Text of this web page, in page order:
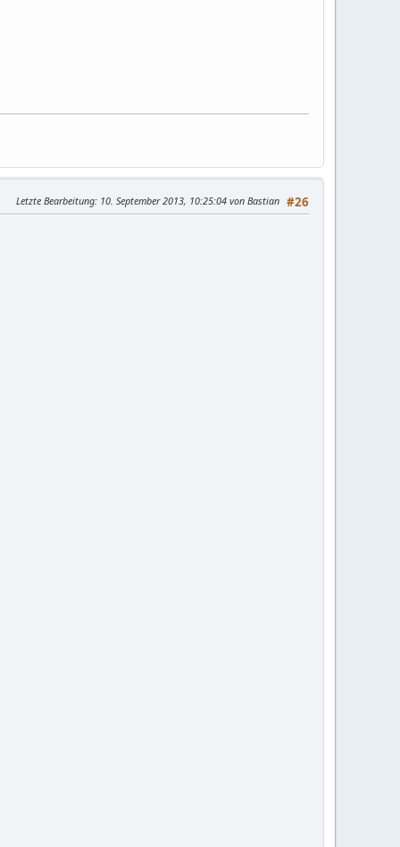
#26
Letzte Bearbeitung: 10. September 2013, 10:25:04 von Bastian